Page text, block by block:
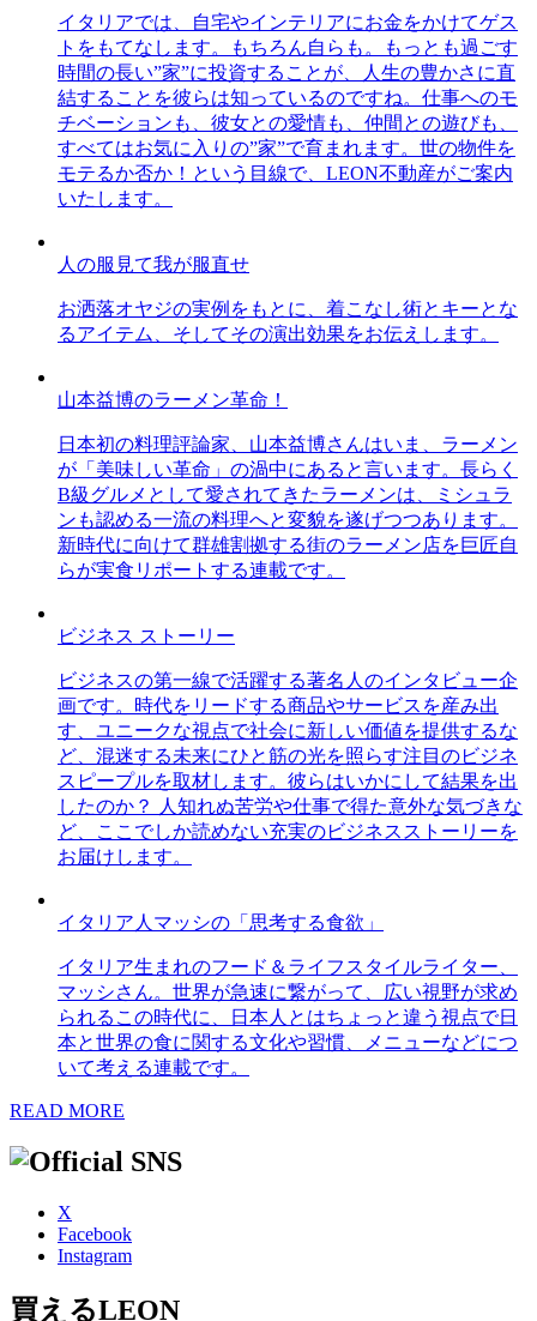
イタリアでは、自宅やインテリアにお金をかけてゲス
トをもてなします。もちろん自らも。もっとも過ごす
時間の長い”家”に投資することが、人生の豊かさに直
結することを彼らは知っているのですね。仕事へのモ
チベーションも、彼女との愛情も、仲間との遊びも、
すべてはお気に入りの”家”で育まれます。世の物件を
モテるか否か！という目線で、LEON不動産がご案内
いたします。
人の服見て我が服直せ
お洒落オヤジの実例をもとに、着こなし術とキーとな
るアイテム、そしてその演出効果をお伝えします。
山本益博のラーメン革命！
日本初の料理評論家、山本益博さんはいま、ラーメン
が「美味しい革命」の渦中にあると言います。長らく
B級グルメとして愛されてきたラーメンは、ミシュラ
ンも認める一流の料理へと変貌を遂げつつあります。
新時代に向けて群雄割拠する街のラーメン店を巨匠自
らが実食リポートする連載です。
ビジネス ストーリー
ビジネスの第一線で活躍する著名人のインタビュー企
画です。時代をリードする商品やサービスを産み出
す、ユニークな視点で社会に新しい価値を提供するな
ど、混迷する未来にひと筋の光を照らす注目のビジネ
スピープルを取材します。彼らはいかにして結果を出
したのか？ 人知れぬ苦労や仕事で得た意外な気づきな
ど、ここでしか読めない充実のビジネスストーリーを
お届けします。
イタリア人マッシの「思考する食欲」
イタリア生まれのフード＆ライフスタイルライター、
マッシさん。世界が急速に繋がって、広い視野が求め
られるこの時代に、日本人とはちょっと違う視点で日
本と世界の食に関する文化や習慣、メニューなどにつ
いて考える連載です。
READ MORE
X
Facebook
Instagram
買えるLEON